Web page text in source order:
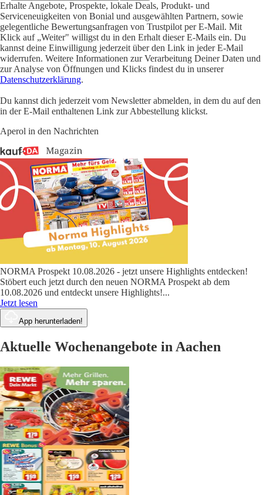
Erhalte Angebote, Prospekte, lokale Deals, Produkt- und
Serviceneuigkeiten von Bonial und ausgewählten Partnern, sowie
gelegentliche Bewertungsanfragen von Trustpilot per E-Mail. Mit
Klick auf „Weiter" willigst du in den Erhalt dieser E-Mails ein. Du
kannst deine Einwilligung jederzeit über den Link in jeder E-Mail
widerrufen. Weitere Informationen zur Verarbeitung Deiner Daten und
zur Analyse von Öffnungen und Klicks findest du in unserer
Datenschutzerklärung.
Du kannst dich jederzeit vom Newsletter abmelden, in dem du auf den
in der E-Mail enthaltenen Link zur Abbestellung klickst.
Aperol in den Nachrichten
NORMA Prospekt 10.08.2026 - jetzt unsere Highlights entdecken!
Stöbert euch jetzt durch den neuen NORMA Prospekt ab dem
10.08.2026 und entdeckt unsere Highlights!...
Jetzt lesen
App herunterladen!
Aktuelle Wochenangebote in Aachen